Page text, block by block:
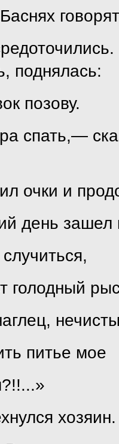
поднялась:
позову.
спать,—
очки и
день зашел
голодный
питье мое
хозяин.